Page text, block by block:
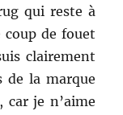
qui reste à
de fouet
clairement
de la marque
je n’aime